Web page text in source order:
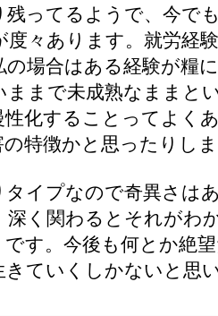
ってるようで、今で
々あります。就労経
場合はある経験が糧
ままで未成熟なままと
化することってよく
特徴かと思ったりし
イプなので奇異さは
深く関わるとそれがわ
す。今後も何とか絶
きていくしかないと思